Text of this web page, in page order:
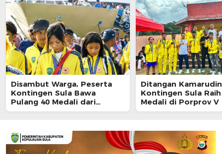
Disambut Warga, Peserta
Kontingen Sula Bawa
Pulang 40 Medali dari
Porprov Malut 2026
Ditangan
Kontingen Sula
Medali di Porprov V